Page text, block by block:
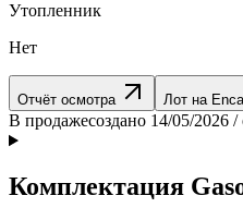
Утопленник
Нет
Отчёт осмотра Лот на
В продажесоздано 14/05/2026
Комплектация